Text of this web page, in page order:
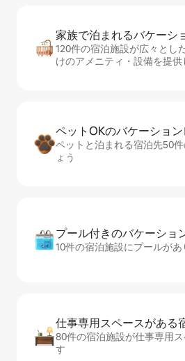
家族で泊まれるバ⁠ケ⁠ー⁠シ⁠
120件の宿泊施設が広々とし
けのアメニティ・設備を提供
ペットOKのバ⁠ケ⁠ー⁠シ⁠ョ⁠
ペットと泊まれる宿泊先50
ょう
プール付きのバ⁠ケ⁠ー⁠シ⁠ョ⁠
10件の宿泊施設にプールがあ
仕事専用ス⁠ペ⁠ー⁠スがあ⁠る
80件の宿泊施設が仕事専用
す